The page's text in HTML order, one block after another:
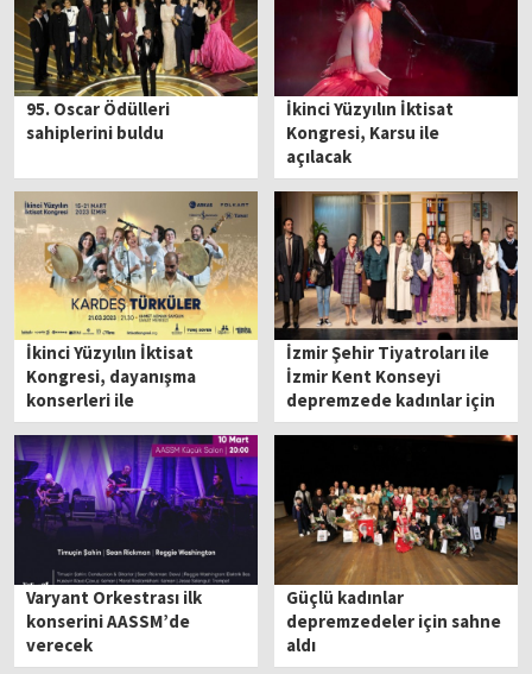
95. Oscar Ödülleri
sahiplerini buldu
İkinci Yüzyılın İktisat
Kongresi, Karsu ile
açılacak
İkinci Yüzyılın İktisat
Kongresi, dayanışma
konserleri ile
depremzedelere destek
olacak
İzmir Şehir Tiyatroları ile
İzmir Kent Konseyi
depremzede kadınlar için
ele ele verdi
Varyant Orkestrası ilk
konserini AASSM’de
verecek
Güçlü kadınlar
depremzedeler için sahne
aldı